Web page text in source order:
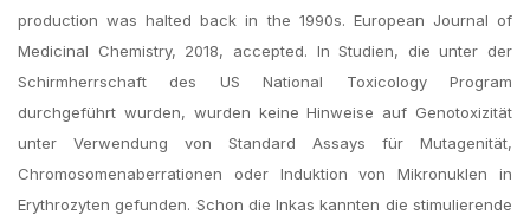
production was halted back in the 1990s. European Journal of
Medicinal Chemistry, 2018, accepted. In Studien, die unter der
Schirmherrschaft des US National Toxicology Program
durchgeführt wurden, wurden keine Hinweise auf Genotoxizität
unter Verwendung von Standard Assays für Mutagenität,
Chromosomenaberrationen oder Induktion von Mikronuklen in
Erythrozyten gefunden. Schon die Inkas kannten die stimulierende